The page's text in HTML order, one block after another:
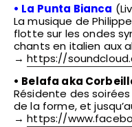
• La Punta Bianca
La musique de
flotte sur les ondes
chants en italien aux
→https://
• Belafa aka
Résidente des
de la forme, et
→https://